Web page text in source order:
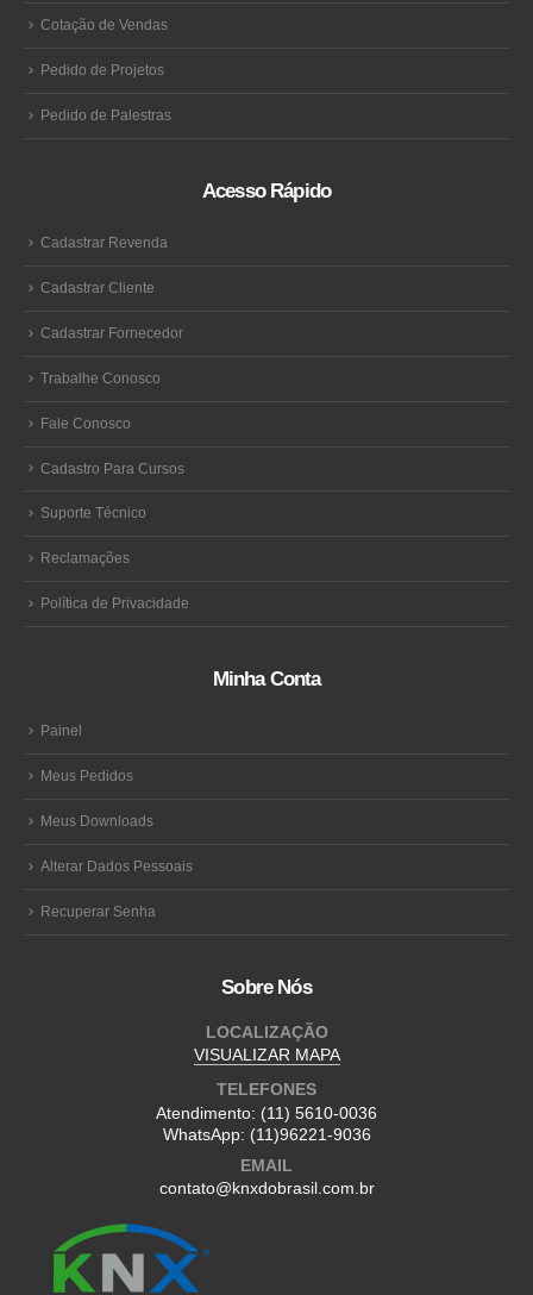
Cotação de Vendas
Pedido de Projetos
Pedido de Palestras
Acesso Rápido
Cadastrar Revenda
Cadastrar Cliente
Cadastrar Fornecedor
Trabalhe Conosco
Fale Conosco
Cadastro Para Cursos
Suporte Técnico
Reclamações
Política de Privacidade
Minha Conta
Painel
Meus Pedidos
Meus Downloads
Alterar Dados Pessoais
Recuperar Senha
Sobre Nós
LOCALIZAÇÃO
VISUALIZAR MAPA
TELEFONES
Atendimento: (11) 5610-0036
WhatsApp: (11)96221-9036
EMAIL
contato@knxdobrasil.com.br